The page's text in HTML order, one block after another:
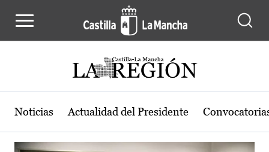
Actualidad de la región de Castilla-
Noticias Actualidad del Presidente